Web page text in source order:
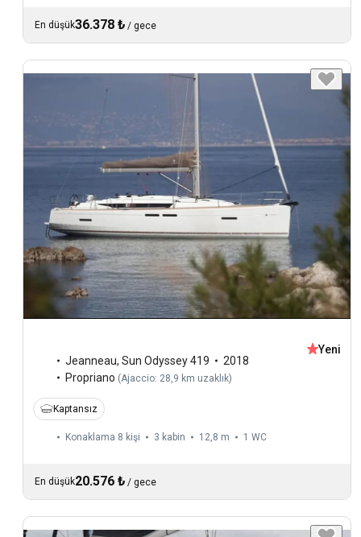
En düşük36.378 ₺ / gece
Jeanneau, Sun Odyssey 419
2018
Propriano (Ajaccio: 28,9 km uzaklık)
Yeni
Kaptansız
Konaklama 8 kişi 3 kabin 12,8 m 1 WC
En düşük20.576 ₺ / gece